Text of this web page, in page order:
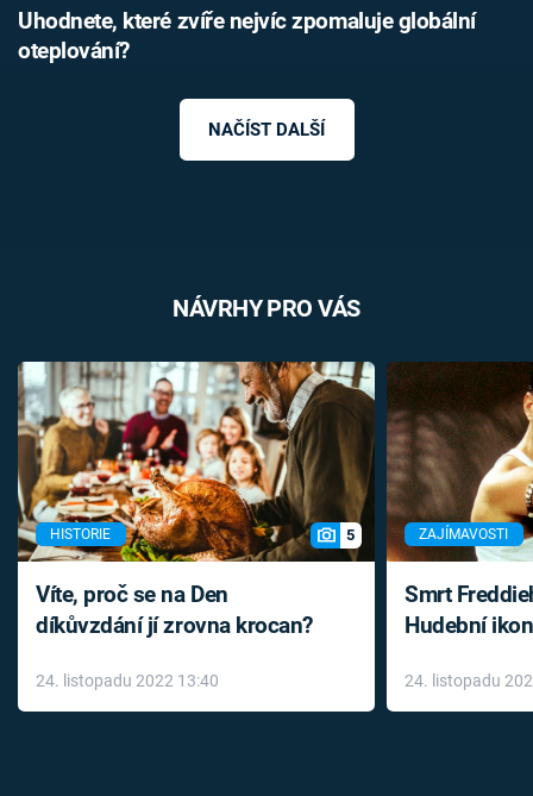
Uhodnete, které zvíře nejvíc zpomaluje globální
oteplování?
NAČÍST DALŠÍ
NÁVRHY PRO VÁS
HISTORIE 5
Víte, proč se na Den
díkůvzdání jí zrovna krocan?
24. listopadu 2022 13:40
ZAJÍMAVOSTI
Smrt
Hudební
léky
24. listopadu